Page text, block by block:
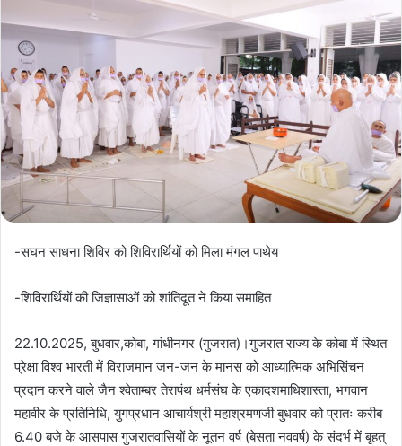
-सघन साधना शिविर को शिविरार्थियों को मिला मंगल पाथेय
-शिविरार्थियों की जिज्ञासाओं को शांतिदूत ने किया समाहित
22.10.2025, बुधवार,कोबा, गांधीनगर (गुजरात)।गुजरात राज्य के कोबा में स्थित
प्रेक्षा विश्व भारती में विराजमान जन-जन के मानस को आध्यात्मिक अभिसिंचन
प्रदान करने वाले जैन श्वेताम्बर तेरापंथ धर्मसंघ के एकादशमाधिशास्ता, भगवान
महावीर के प्रतिनिधि, युगप्रधान आचार्यश्री महाश्रमणजी बुधवार को प्रातः करीब
6.40 बजे के आसपास गुजरातवासियों के नूतन वर्ष (बेसता नववर्ष) के संदर्भ में बृहत्